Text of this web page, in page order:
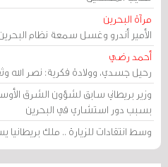
مرآة البحرين
الأمير أندرو وغسل سمعة نظام
أحمد رضي
رحيل جسدي، وولادة فكرية: نصر الله
وزير بريطاني سابق لشؤون الشرق
بسبب دور استشاري في البحرين
وسط انتقادات للزيارة .. ملك